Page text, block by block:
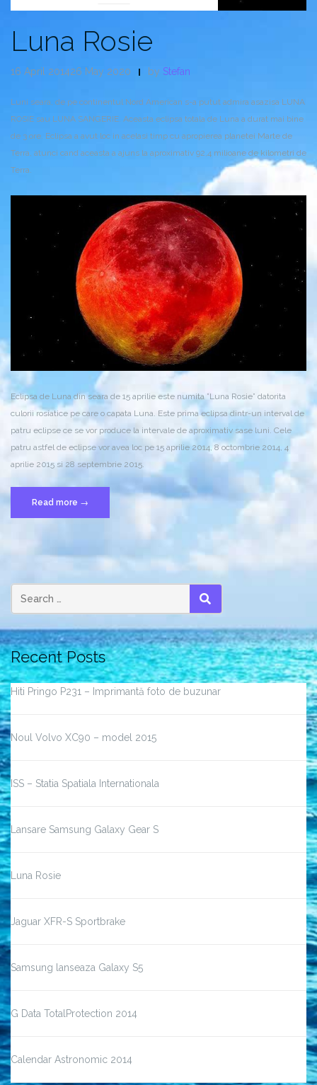
Luna Rosie
16 April 201426 May 2020 by Stefan
Luni seara, de pe continentul Nord American s-a putut admira asazisa LUNA
ROSIE sau LUNA SANGERIE. Aceasta eclipsa totala de Luna a durat mai bine
de 3 ore. Eclipsa a avut loc in acelasi timp cu apropierea planetei Marte de
Terra, atunci cand aceasta a ajuns la aproximativ 92,4 milioane de kilometri de
Terra.
Eclipsa de Luna din seara de 15 aprilie este numita ”Luna Rosie” datorita
culorii rosiatice pe care o capata Luna. Este prima eclipsa dintr-un interval de
patru eclipse ce se vor produce la intervale de aproximativ sase luni. Cele
patru astfel de eclipse vor avea loc pe 15 aprilie 2014, 8 octombrie 2014, 4
aprilie 2015 si 28 septembrie 2015.
Read more “Luna
Rosie”
→
Search
for:
SEARCH
Recent Posts
Hiti Pringo P231 – Imprimantă foto de buzunar
Noul Volvo XC90 – model 2015
ISS – Statia Spatiala Internationala
Lansare Samsung Galaxy Gear S
Luna Rosie
Jaguar XFR-S Sportbrake
Samsung lanseaza Galaxy S5
G Data TotalProtection 2014
Calendar Astronomic 2014